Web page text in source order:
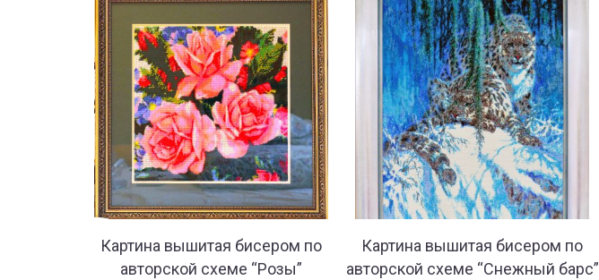
Картина вышитая бисером по
авторской схеме “Розы”
Картина вышитая бисером по
авторской схеме “Снежный барс”